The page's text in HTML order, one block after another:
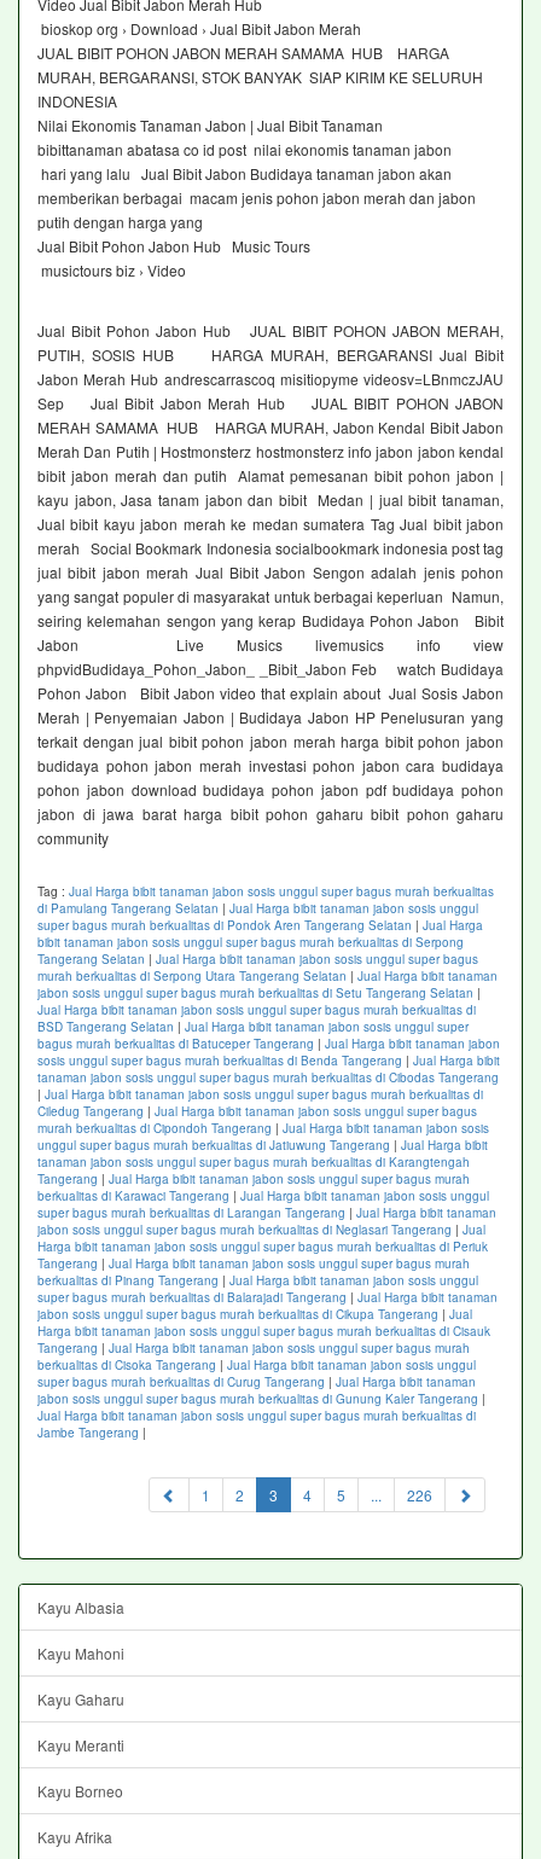
Video Jual Bibit Jabon Merah Hub
bioskop org › Download › Jual Bibit Jabon Merah
JUAL BIBIT POHON JABON MERAH SAMAMA HUB HARGA
MURAH, BERGARANSI, STOK BANYAK SIAP KIRIM KE SELURUH
INDONESIA
Nilai Ekonomis Tanaman Jabon | Jual Bibit Tanaman
bibittanaman abatasa co id post nilai ekonomis tanaman jabon
hari yang lalu Jual Bibit Jabon Budidaya tanaman jabon akan
memberikan berbagai macam jenis pohon jabon merah dan jabon
putih dengan harga yang
Jual Bibit Pohon Jabon Hub Music Tours
musictours biz › Video
Jual Bibit Pohon Jabon Hub JUAL BIBIT POHON JABON MERAH,
PUTIH, SOSIS HUB HARGA MURAH, BERGARANSI Jual Bibit
Jabon Merah Hub andrescarrascoq misitiopyme videosv=LBnmczJAU
Sep Jual Bibit Jabon Merah Hub JUAL BIBIT POHON JABON
MERAH SAMAMA HUB HARGA MURAH, Jabon Kendal Bibit Jabon
Merah Dan Putih | Hostmonsterz hostmonsterz info jabon jabon kendal
bibit jabon merah dan putih Alamat pemesanan bibit pohon jabon |
kayu jabon, Jasa tanam jabon dan bibit Medan | jual bibit tanaman,
Jual bibit kayu jabon merah ke medan sumatera Tag Jual bibit jabon
merah Social Bookmark Indonesia socialbookmark indonesia post tag
jual bibit jabon merah Jual Bibit Jabon Sengon adalah jenis pohon
yang sangat populer di masyarakat untuk berbagai keperluan Namun,
seiring kelemahan sengon yang kerap Budidaya Pohon Jabon Bibit
Jabon Live Musics livemusics info view
phpvidBudidaya_Pohon_Jabon_ _Bibit_Jabon Feb watch Budidaya
Pohon Jabon Bibit Jabon video that explain about Jual Sosis Jabon
Merah | Penyemaian Jabon | Budidaya Jabon HP Penelusuran yang
terkait dengan jual bibit pohon jabon merah harga bibit pohon jabon
budidaya pohon jabon merah investasi pohon jabon cara budidaya
pohon jabon download budidaya pohon jabon pdf budidaya pohon
jabon di jawa barat harga bibit pohon gaharu bibit pohon gaharu
community
Tag : Jual Harga bibit tanaman jabon sosis unggul super bagus murah berkualitas
di Pamulang Tangerang Selatan | Jual Harga bibit tanaman jabon sosis unggul
super bagus murah berkualitas di Pondok Aren Tangerang Selatan | Jual Harga
bibit tanaman jabon sosis unggul super bagus murah berkualitas di Serpong
Tangerang Selatan | Jual Harga bibit tanaman jabon sosis unggul super bagus
murah berkualitas di Serpong Utara Tangerang Selatan | Jual Harga bibit tanaman
jabon sosis unggul super bagus murah berkualitas di Setu Tangerang Selatan |
Jual Harga bibit tanaman jabon sosis unggul super bagus murah berkualitas di
BSD Tangerang Selatan | Jual Harga bibit tanaman jabon sosis unggul super
bagus murah berkualitas di Batuceper Tangerang | Jual Harga bibit tanaman jabon
sosis unggul super bagus murah berkualitas di Benda Tangerang | Jual Harga bibit
tanaman jabon sosis unggul super bagus murah berkualitas di Cibodas Tangerang
| Jual Harga bibit tanaman jabon sosis unggul super bagus murah berkualitas di
Ciledug Tangerang | Jual Harga bibit tanaman jabon sosis unggul super bagus
murah berkualitas di Cipondoh Tangerang | Jual Harga bibit tanaman jabon sosis
unggul super bagus murah berkualitas di Jatiuwung Tangerang | Jual Harga bibit
tanaman jabon sosis unggul super bagus murah berkualitas di Karangtengah
Tangerang | Jual Harga bibit tanaman jabon sosis unggul super bagus murah
berkualitas di Karawaci Tangerang | Jual Harga bibit tanaman jabon sosis unggul
super bagus murah berkualitas di Larangan Tangerang | Jual Harga bibit tanaman
jabon sosis unggul super bagus murah berkualitas di Neglasari Tangerang | Jual
Harga bibit tanaman jabon sosis unggul super bagus murah berkualitas di Periuk
Tangerang | Jual Harga bibit tanaman jabon sosis unggul super bagus murah
berkualitas di Pinang Tangerang | Jual Harga bibit tanaman jabon sosis unggul
super bagus murah berkualitas di Balarajadi Tangerang | Jual Harga bibit tanaman
jabon sosis unggul super bagus murah berkualitas di Cikupa Tangerang | Jual
Harga bibit tanaman jabon sosis unggul super bagus murah berkualitas di Cisauk
Tangerang | Jual Harga bibit tanaman jabon sosis unggul super bagus murah
berkualitas di Cisoka Tangerang | Jual Harga bibit tanaman jabon sosis unggul
super bagus murah berkualitas di Curug Tangerang | Jual Harga bibit tanaman
jabon sosis unggul super bagus murah berkualitas di Gunung Kaler Tangerang |
Jual Harga bibit tanaman jabon sosis unggul super bagus murah berkualitas di
Jambe Tangerang |
1 2 3 (current)
4 5 ... 226
Kayu Albasia
Kayu Mahoni
Kayu Gaharu
Kayu Meranti
Kayu Borneo
Kayu Afrika